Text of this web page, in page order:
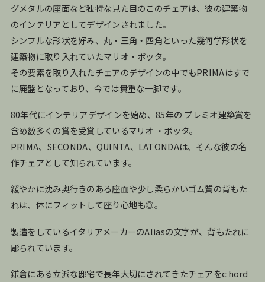
グメタルの座面など独特な見た目のこのチェアは、彼の建築物
のインテリアとしてデザインされました。
シンプルな形状を好み、丸・三角・四角といった幾何学形状を
建築物に取り入れていたマリオ・ボッタ。
その要素を取り入れたチェアのデザインの中でもPRIMAはすで
に廃盤となっており、今では貴重な一脚です。
80年代にインテリアデザインを始め、85年の プレミオ建築賞を
含め数多くの賞を受賞しているマリオ ・ボッタ。
PRIMA、SECONDA、QUINTA、LATONDAは、そんな彼の名
作チェアとして知られています。
緩やかに沈み奥行きのある座面や少し柔らかいゴム質の背もた
れは、体にフィットして座り心地も◎。
製造をしているイタリアメーカーのAliasの文字が、背もたれに
彫られています。
鎌倉にある立派な邸宅で長年大切にされてきたチェアをc:hord